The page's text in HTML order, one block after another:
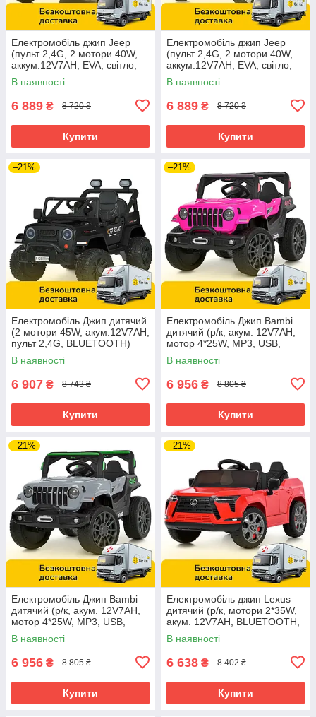
Електромобіль джип Jeep
(пульт 2,4G, 2 мотори 40W,
аккум.12V7AH, EVA, світло,
музика) M 5103EBLR-2
Чорний
В наявності
6 889 ₴ 8 720 ₴
Купити
Електромобіль джип Jeep
(пульт 2,4G, 2 мотори 40W,
аккум.12V7AH, EVA, світло,
музика) M 5103EBLR-1 Білий
В наявності
6 889 ₴ 8 720 ₴
Купити
–21%
Електромобіль Джип дитячий
(2 мотори 45W, акум.12V7AH,
пульт 2,4G, BLUETOOTH)
Bambi M 6289EBLR-2 Чорний
В наявності
6 907 ₴ 8 743 ₴
Купити
–21%
Електромобіль Джип Bambi
дитячий (р/к, акум. 12V7AH,
мотор 4*25W, MP3, USB,
BLUETOOTH) M 6357EBLR-8
Рожевий
В наявності
6 956 ₴ 8 805 ₴
Купити
–21%
Електромобіль Джип Bambi
дитячий (р/к, акум. 12V7AH,
мотор 4*25W, MP3, USB,
BLUETOOTH) M 6357EBLR-
11 Сірий
В наявності
6 956 ₴ 8 805 ₴
Купити
–21%
Електромобіль джип Lexus
дитячий (р/к, мотори 2*35W,
акум. 12V7AH, BLUETOOTH,
MP3, USB) Bambi M
6410EBLR-3 Червоний
В наявності
6 638 ₴ 8 402 ₴
Купити